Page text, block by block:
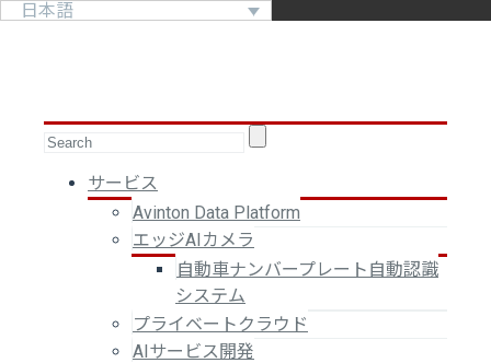
日本語
サービス
Avinton Data Platform
エッジAIカメラ
自動車ナンバープレート自動認識
システム
プライベートクラウド
AIサービス開発